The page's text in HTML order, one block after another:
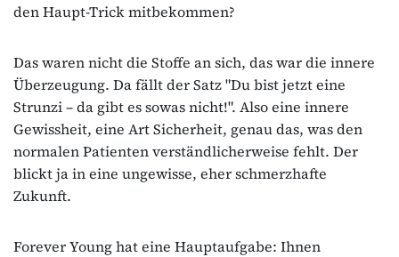
den Haupt-Trick mitbekommen?
Das waren nicht die Stoffe an sich, das war die innere
Überzeugung. Da fällt der Satz "Du bist jetzt eine
Strunzi – da gibt es sowas nicht!". Also eine innere
Gewissheit, eine Art Sicherheit, genau das, was den
normalen Patienten verständlicherweise fehlt. Der
blickt ja in eine ungewisse, eher schmerzhafte
Zukunft.
Forever Young hat eine Hauptaufgabe: Ihnen